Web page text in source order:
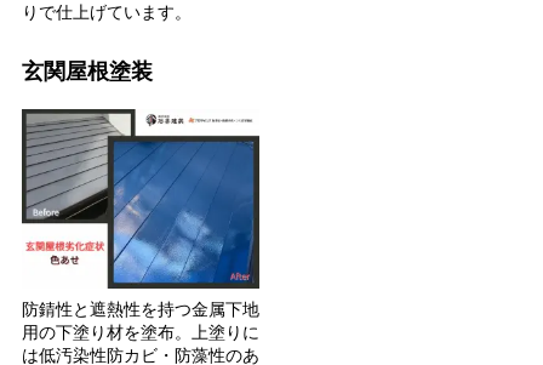
りで仕上げています。
玄関屋根塗装
防錆性と遮熱性を持つ金属下地
用の下塗り材を塗布。上塗りに
は低汚染性防カビ・防藻性のあ